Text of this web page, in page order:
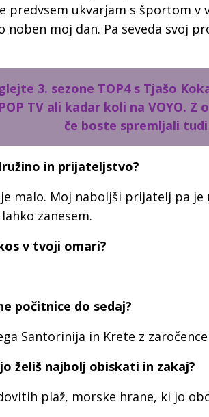
predvsem ukvarjam s športom v
noben moj dan. Pa seveda svoj
3. sezone TOP4 s Tjašo
TV ali kadar koli na VOYO.
če boste spremljali tudi
in prijateljstvo?
malo. Moj naboljši prijatelj pa
zanesem.
v tvoji omari?
počitnice do sedaj?
Santorinija in Krete z
želiš najbolj obiskati in zakaj?
plaž, morske hrane, ki jo